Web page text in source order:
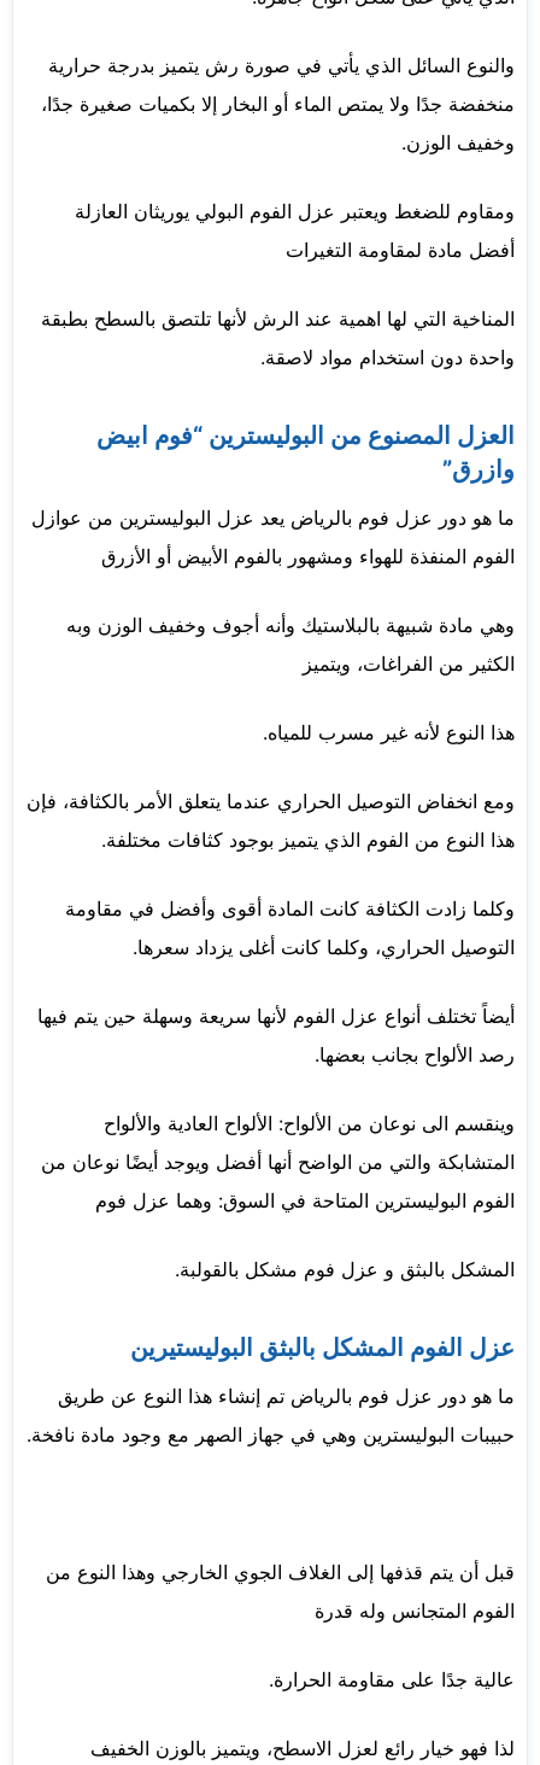
والنوع السائل الذي يأتي في صورة رش يتميز بدرجة حرارية
منخفضة جدًا ولا يمتص الماء أو البخار إلا بكميات صغيرة جدًا،
وخفيف الوزن.
ومقاوم للضغط ويعتبر عزل الفوم البولي يوريثان العازلة
أفضل مادة لمقاومة التغيرات
المناخية التي لها اهمية عند الرش لأنها تلتصق بالسطح بطبقة
واحدة دون استخدام مواد لاصقة.
العزل المصنوع من البوليسترين “فوم ابيض
وازرق”
ما هو دور عزل فوم بالرياض يعد عزل البوليسترين من عوازل
الفوم المنفذة للهواء ومشهور بالفوم الأبيض أو الأزرق
وهي مادة شبيهة بالبلاستيك وأنه أجوف وخفيف الوزن وبه
الكثير من الفراغات، ويتميز
هذا النوع لأنه غير مسرب للمياه.
ومع انخفاض التوصيل الحراري عندما يتعلق الأمر بالكثافة، فإن
هذا النوع من الفوم الذي يتميز بوجود كثافات مختلفة.
وكلما زادت الكثافة كانت المادة أقوى وأفضل في مقاومة
التوصيل الحراري، وكلما كانت أغلى يزداد سعرها.
أيضاً تختلف أنواع عزل الفوم لأنها سريعة وسهلة حين يتم فيها
رصد الألواح بجانب بعضها.
وينقسم الى نوعان من الألواح: الألواح العادية والألواح
المتشابكة والتي من الواضح أنها أفضل ويوجد أيضًا نوعان من
الفوم البوليسترين المتاحة في السوق: وهما عزل فوم
المشكل بالبثق و عزل فوم مشكل بالقولبة.
عزل الفوم المشكل بالبثق البوليستيرين
ما هو دور عزل فوم بالرياض تم إنشاء هذا النوع عن طريق
حبيبات البوليسترين وهي في جهاز الصهر مع وجود مادة نافخة.
قبل أن يتم قذفها إلى الغلاف الجوي الخارجي وهذا النوع من
الفوم المتجانس وله قدرة
عالية جدًا على مقاومة الحرارة.
لذا فهو خيار رائع لعزل الاسطح، ويتميز بالوزن الخفيف